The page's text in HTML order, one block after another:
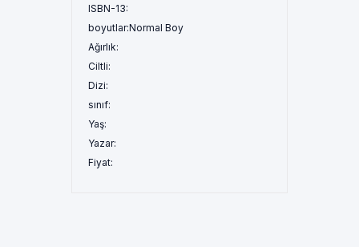
ISBN-13:
boyutlar:Normal Boy
Ağırlık:
Ciltli:
Dizi:
sınıf:
Yaş:
Yazar:
Fiyat: